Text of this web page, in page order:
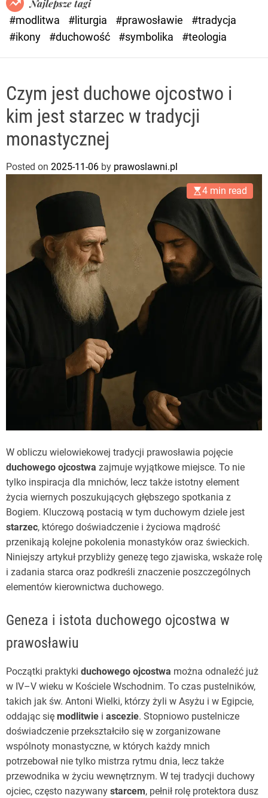
e
Najlepsze tagi
#modlitwa
#liturgia #prawosławie
#tradycja
#ikony
#duchowość #symbolika #teologia
Czym jest duchowe ojcostwo i
kim jest starzec w tradycji
monastycznej
Posted on 2025-11-06 by prawoslawni.pl
4 min read
W obliczu wielowiekowej tradycji prawosławia pojęcie
duchowego ojcostwa zajmuje wyjątkowe miejsce. To nie
tylko inspiracja dla mnichów, lecz także istotny element
życia wiernych poszukujących głębszego spotkania z
Bogiem. Kluczową postacią w tym duchowym dziele jest
starzec, którego doświadczenie i życiowa mądrość
przenikają kolejne pokolenia monastyków oraz świeckich.
Niniejszy artykuł przybliży genezę tego zjawiska, wskaże rolę
i zadania starca oraz podkreśli znaczenie poszczególnych
elementów kierownictwa duchowego.
Geneza i istota duchowego ojcostwa w
prawosławiu
Początki praktyki duchowego ojcostwa można odnaleźć już
w IV–V wieku w Kościele Wschodnim. To czas pustelników,
takich jak św. Antoni Wielki, którzy żyli w Asyżu i w Egipcie,
oddając się modlitwie i ascezie. Stopniowo pustelnicze
doświadczenie przekształciło się w zorganizowane
wspólnoty monastyczne, w których każdy mnich
potrzebował nie tylko mistrza rytmu dnia, lecz także
przewodnika w życiu wewnętrznym. W tej tradycji duchowy
ojciec, często nazywany starcem, pełnił rolę protektora dusz